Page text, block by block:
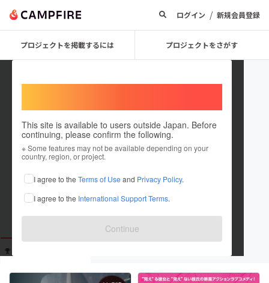
ログイン / 新規会員登録
プロジェクトを掲載するには プロジェクトをさがす
This site is available to users outside Japan. Before
continuing, please confirm the following.
※ Some features may not be available depending on your
country, region, or project.
I agree to the Terms of Use and Privacy Policy.
I agree to the International Support Terms.
Continue
mami1005
出身国：未設定